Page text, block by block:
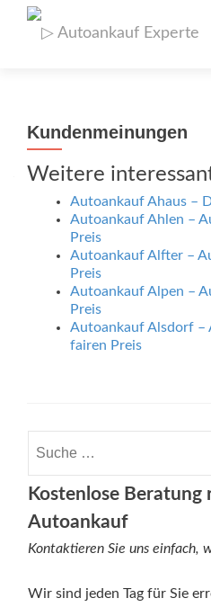
Kundenmeinungen
Weitere
Autoankauf Ahaus –
Autoankauf Ahlen –
Preis
Autoankauf Alfter –
Preis
Autoankauf Alpen –
Preis
Autoankauf Alsdorf –
fairen Preis
Kostenlose Beratung
Autoankauf
Kontaktieren Sie uns einfach,
Wir sind jeden Tag für Sie